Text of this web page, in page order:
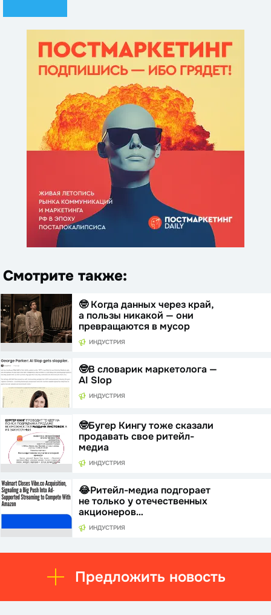
Смотрите также:
🤓 Когда данных через край,
а пользы никакой — они
превращаются в мусор
ИНДУСТРИЯ
🤓В словарик маркетолога —
AI Slop
ИНДУСТРИЯ
🤓Бугер Кингу тоже сказали
продавать свое ритейл-
медиа
ИНДУСТРИЯ
😂Ритейл-медиа подгорает
не только у отечественных
акционеров…
ИНДУСТРИЯ
Предложить новость